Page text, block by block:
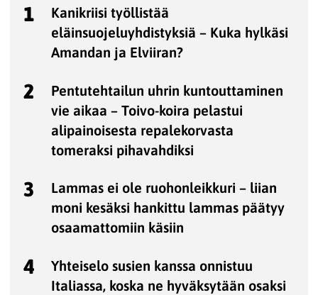
1
Kanikriisi työllistää
eläinsuojeluyhdistyksiä – Kuka hylkäsi
Amandan ja Elviiran?
2
Pentutehtailun uhrin kuntouttaminen
vie aikaa – Toivo-koira pelastui
alipainoisesta repalekorvasta
tomeraksi pihavahdiksi
3
Lammas ei ole ruohonleikkuri – liian
moni kesäksi hankittu lammas päätyy
osaamattomiin käsiin
4
Yhteiselo susien kanssa onnistuu
Italiassa, koska ne hyväksytään osaksi